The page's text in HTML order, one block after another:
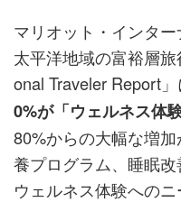
マリオット・インタ
太平洋地域の富裕層
onal Traveler Report」
0%が「ウェルネス体
80%からの大幅な増
養プログラム、睡眠
ウェルネス体験へのニ